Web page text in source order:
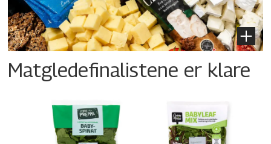
Matgledefinalistene er klare